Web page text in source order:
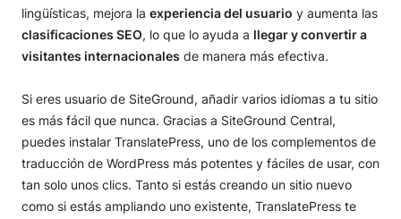
lingüísticas, mejora la experiencia del usuario y aumenta las
clasificaciones SEO, lo que lo ayuda a llegar y convertir a
visitantes internacionales de manera más efectiva.
Si eres usuario de SiteGround, añadir varios idiomas a tu sitio
es más fácil que nunca. Gracias a SiteGround Central,
puedes instalar TranslatePress, uno de los complementos de
traducción de WordPress más potentes y fáciles de usar, con
tan solo unos clics. Tanto si estás creando un sitio nuevo
como si estás ampliando uno existente, TranslatePress te